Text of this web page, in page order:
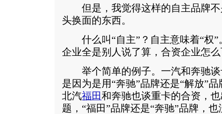
但是，我觉得这样的自主品牌不
头换面的东西。
什么叫“自主”？自主意味着“权”
企业全是别人说了算，合资企业怎
举个简单的例子。一汽和奔驰谈
是因为是用“奔驰”品牌还是“解放”
北汽福田和奔驰也谈重卡的合资，
题，“福田”品牌还是“奔驰”品牌，